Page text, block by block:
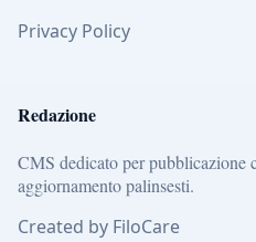
Privacy Policy
Redazione
CMS dedicato per pubblicazione
aggiornamento palinsesti.
Created by FiloCare